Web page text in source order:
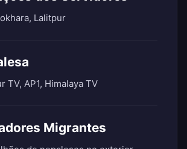
Lalitpur
TV, AP1, Himalaya TV
Migrantes